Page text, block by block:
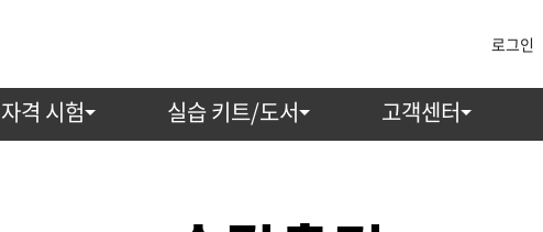
로그인
자격 시험 실습 키트/도서 고객센터